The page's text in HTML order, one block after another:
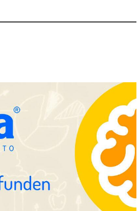
Última llamada: los destinos con
las mayores caídas de precios para
este agosto, según KAYAK
Perfumería Laura incorpora
Nasomatto a su selección de